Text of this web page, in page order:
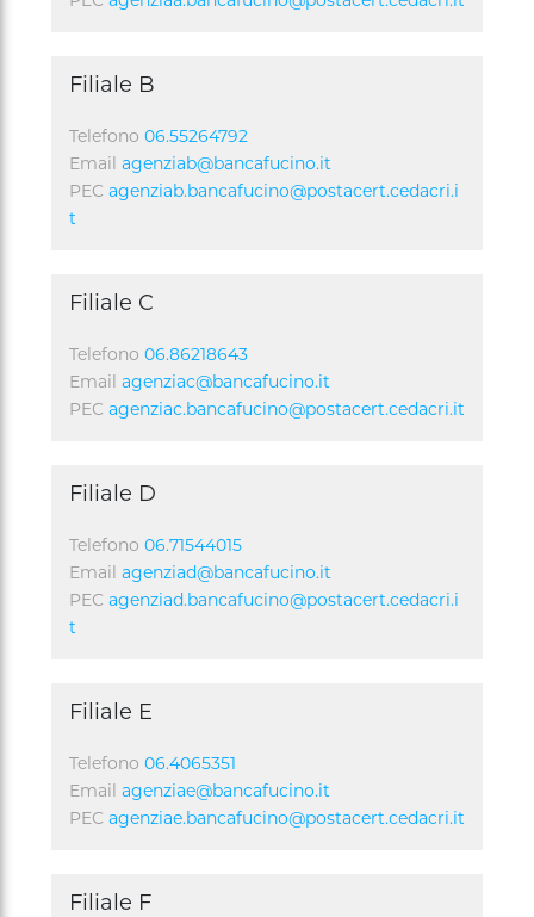
Filiale B
Telefono 06.55264792
Email agenziab@bancafucino.it
PEC agenziab.bancafucino@postacert.cedacri.i
t
Filiale C
Telefono 06.86218643
Email agenziac@bancafucino.it
PEC agenziac.bancafucino@postacert.cedacri.it
Filiale D
Telefono 06.71544015
Email agenziad@bancafucino.it
PEC agenziad.bancafucino@postacert.cedacri.i
t
Filiale E
Telefono 06.4065351
Email agenziae@bancafucino.it
PEC agenziae.bancafucino@postacert.cedacri.it
Filiale F